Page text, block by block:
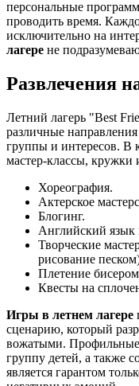
персональные
проводить время.
исключительно на
лагере не
Развлечения
Летний лагерь "Best
различные направления
группы и интересов. В
мастер-классы, кружки
Хореография.
Актерское
Блогинг.
Английский язык
Творческие
рисование
Плетение
Квесты на
Игры в летнем лагере
сценарию, который
вожатыми.
группу детей, а также
является гарантом